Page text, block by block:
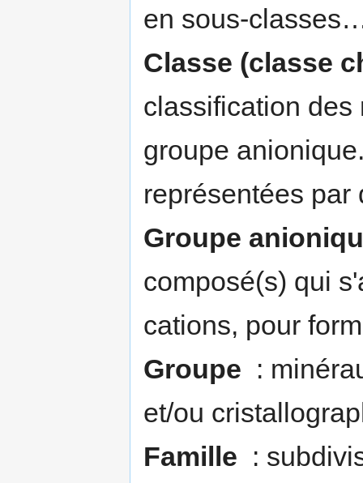
en sous-
Classe (classe
classification des
groupe
représentées par
Groupe
composé(s) qui
cations, pour
Groupe :
et/ou
Famille :